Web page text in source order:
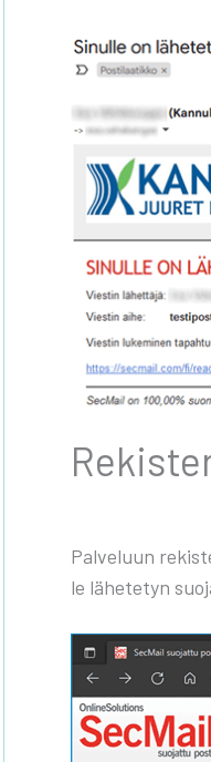
Pal­ve­luun
le lähe­te­tyn